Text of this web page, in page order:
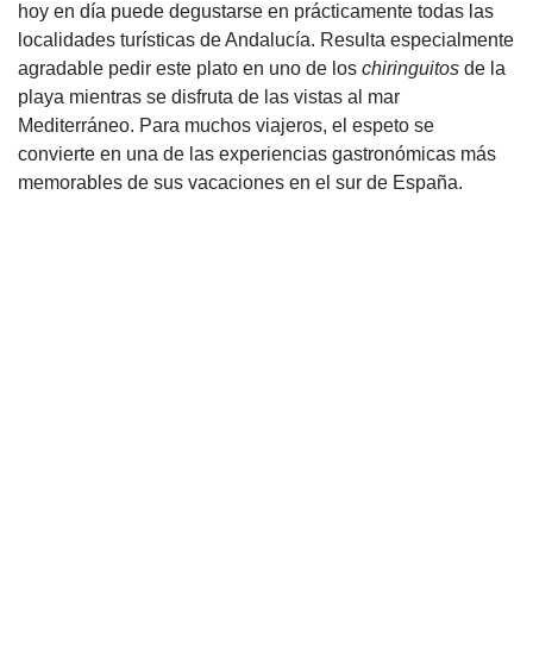
hoy en día puede degustarse en prácticamente todas las
localidades turísticas de Andalucía. Resulta especialmente
agradable pedir este plato en uno de los chiringuitos de la
playa mientras se disfruta de las vistas al mar
Mediterráneo. Para muchos viajeros, el espeto se
convierte en una de las experiencias gastronómicas más
memorables de sus vacaciones en el sur de España.